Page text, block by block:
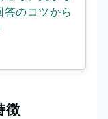
のコツから
徴